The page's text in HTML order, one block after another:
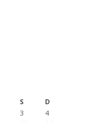
S
D
3
4